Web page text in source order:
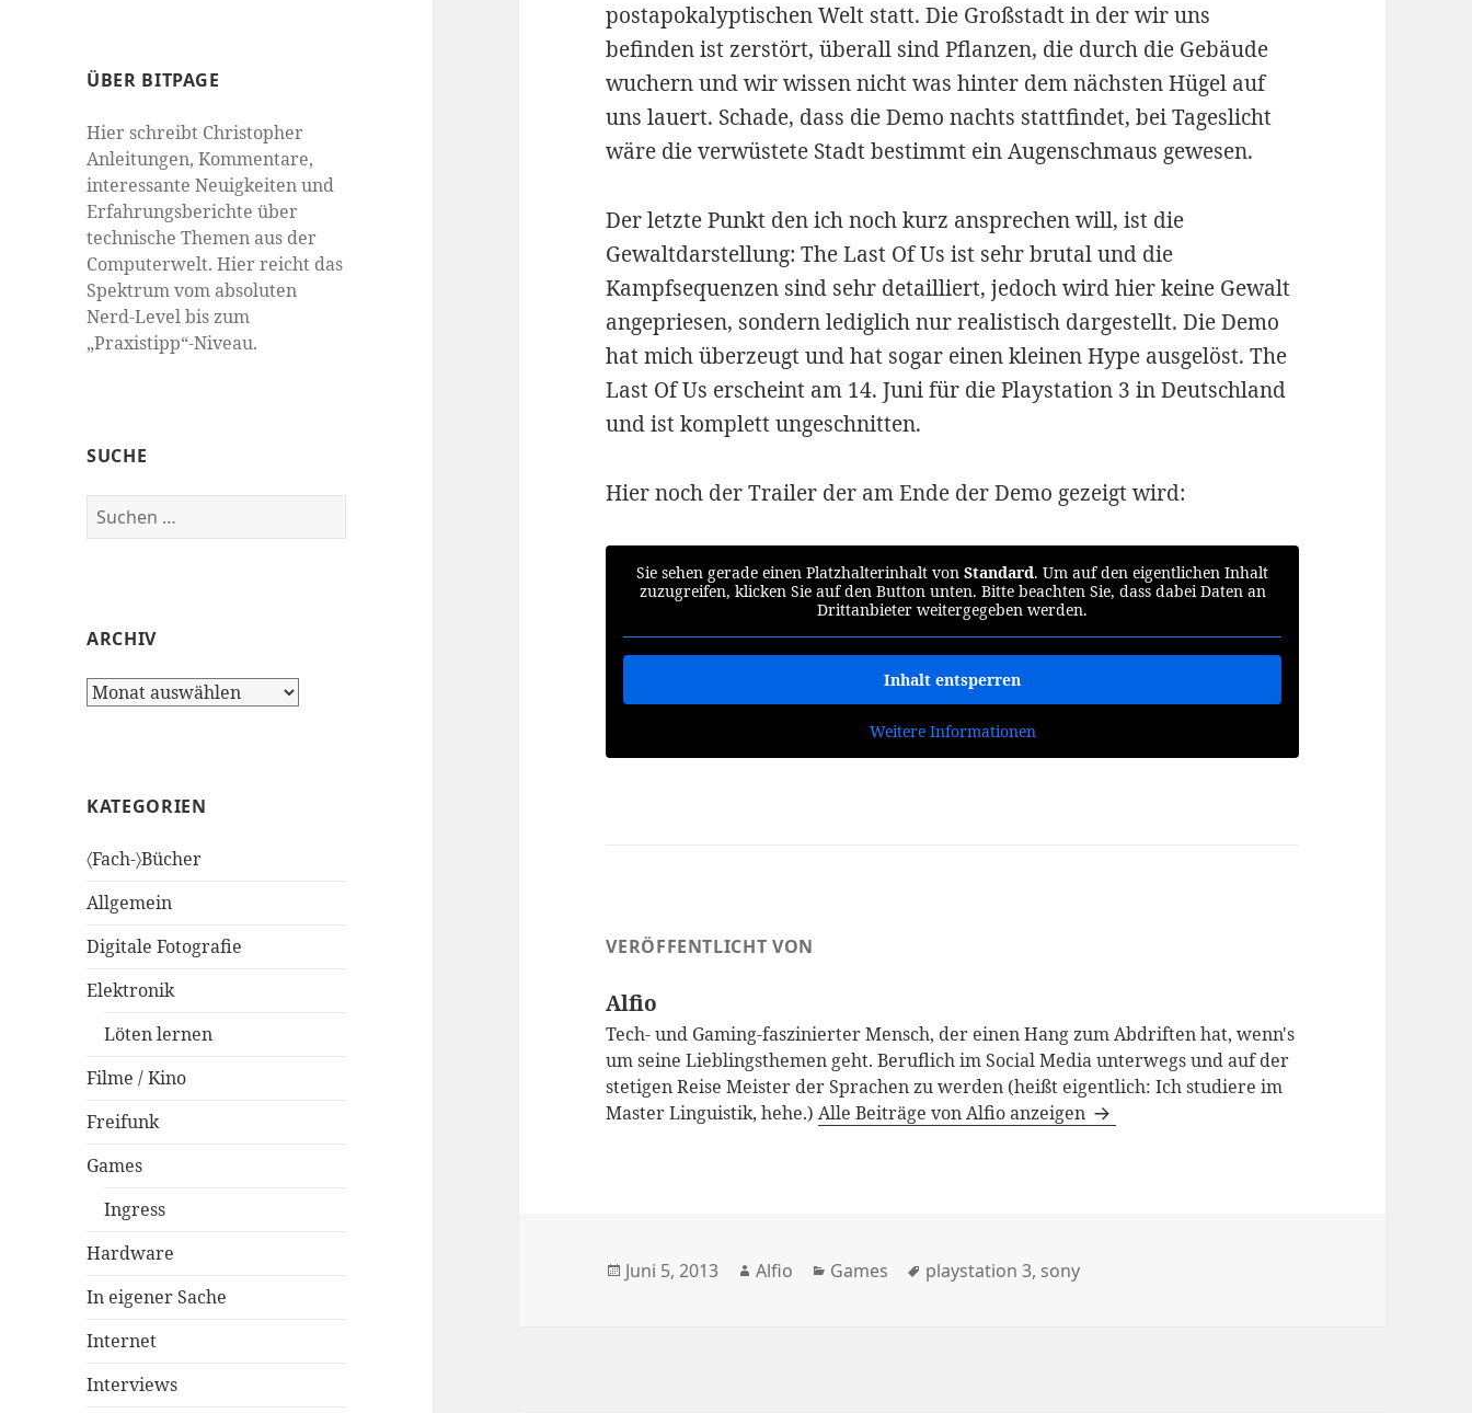
ÜBER BITPAGE
Hier schreibt Christopher
Anleitungen, Kommentare,
interessante Neuigkeiten und
Erfahrungsberichte über
technische Themen aus der
Computerwelt. Hier reicht das
Spektrum vom absoluten
Nerd-Level bis zum
„Praxistipp“-Niveau.
SUCHE
Suchen
nach:
ARCHIV
Archiv
KATEGORIEN
〈Fach-〉Bücher
Allgemein
Digitale Fotografie
Elektronik
Löten lernen
Filme / Kino
Freifunk
Games
Ingress
Hardware
In eigener Sache
Internet
Interviews
postapokalyptischen Welt statt. Die Großstadt in der wir uns
befinden ist zerstört, überall sind Pflanzen, die durch die Gebäude
wuchern und wir wissen nicht was hinter dem nächsten Hügel auf
uns lauert. Schade, dass die Demo nachts stattfindet, bei Tageslicht
wäre die verwüstete Stadt bestimmt ein Augenschmaus gewesen.
Der letzte Punkt den ich noch kurz ansprechen will, ist die
Gewaltdarstellung: The Last Of Us ist sehr brutal und die
Kampfsequenzen sind sehr detailliert, jedoch wird hier keine Gewalt
angepriesen, sondern lediglich nur realistisch dargestellt. Die Demo
hat mich überzeugt und hat sogar einen kleinen Hype ausgelöst. The
Last Of Us erscheint am 14. Juni für die Playstation 3 in Deutschland
und ist komplett ungeschnitten.
Hier noch der Trailer der am Ende der Demo gezeigt wird:
Sie sehen gerade einen Platzhalterinhalt vonStandard. Um auf den eigentlichen Inhalt
zuzugreifen, klicken Sie auf den Button unten. Bitte beachten Sie, dass dabei Daten an
Drittanbieter weitergegeben werden.
Inhalt entsperren
Weitere Informationen
VERÖFFENTLICHT VON
Alfio
Tech- und Gaming-faszinierter Mensch, der einen Hang zum Abdriften hat, wenn's
um seine Lieblingsthemen geht. Beruflich im Social Media unterwegs und auf der
stetigen Reise Meister der Sprachen zu werden (heißt eigentlich: Ich studiere im
Master Linguistik, hehe.)Alle Beiträge von Alfio anzeigen
Veröffentlicht
Juni 5, 2013 Autor
Alfio Kategorien
Games Schlagwörter
playstation 3, sony